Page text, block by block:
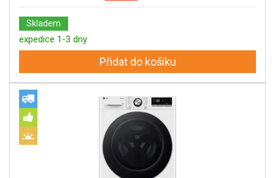
Skladem
expedice 1-3 dny
Přidat do košíku